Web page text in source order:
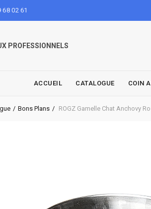
68 02 61
PROFESSIONNELS
ACCUEIL CATALOGUE COIN
Bons Plans ROGZ Gamelle Chat Anchovy